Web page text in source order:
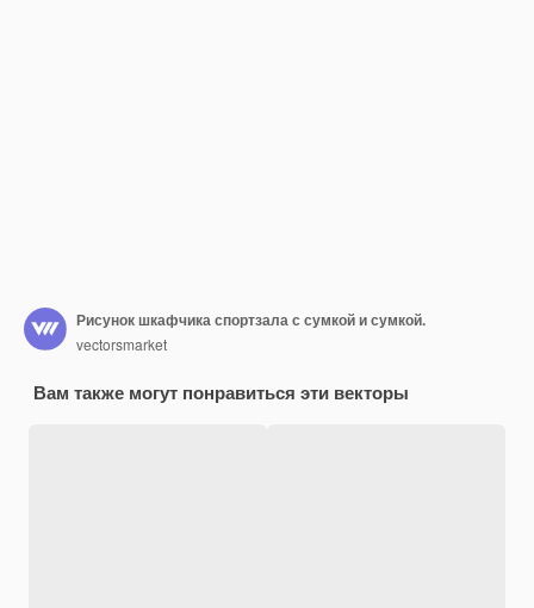
Рисунок шкафчика спортзала с сумкой и сумкой.
vectorsmarket
Вам также могут понравиться эти векторы